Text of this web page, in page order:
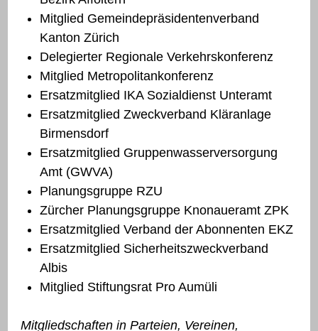
Mitglied Gemeindepräsidentenverband
Kanton Zürich
Delegierter Regionale Verkehrskonferenz
Mitglied Metropolitankonferenz
Ersatzmitglied IKA Sozialdienst Unteramt
Ersatzmitglied Zweckverband Kläranlage
Birmensdorf
Ersatzmitglied Gruppenwasserversorgung
Amt (GWVA)
Planungsgruppe RZU
Zürcher Planungsgruppe Knonaueramt ZPK
Ersatzmitglied Verband der Abonnenten EKZ
Ersatzmitglied Sicherheitszweckverband
Albis
Mitglied Stiftungsrat Pro Aumüli
Mitgliedschaften in Parteien, Vereinen,